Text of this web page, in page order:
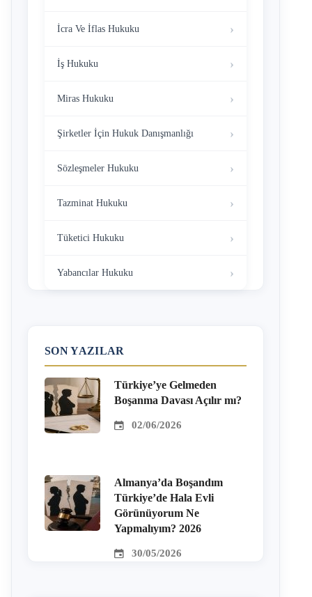
İcra Ve İflas Hukuku
İş Hukuku
Miras Hukuku
Şirketler İçin Hukuk Danışmanlığı
Sözleşmeler Hukuku
Tazminat Hukuku
Tüketici Hukuku
Yabancılar Hukuku
SON YAZILAR
Türkiye’ye Gelmeden
Boşanma Davası Açılır mı?
02/06/2026
Almanya’da Boşandım
Türkiye’de Hala Evli
Görünüyorum Ne
Yapmalıyım? 2026
30/05/2026